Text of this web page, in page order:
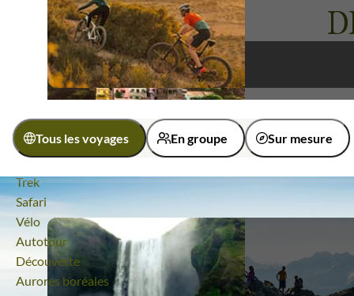
Quelle activité ?
Randonnée
Trek
Safari
Vélo
Autotour
Découverte
Aurores boréales
Ile de Senja
Tous les voyages En groupe Sur mesure
Activité
Autotour Randonnée
Âge des enfants